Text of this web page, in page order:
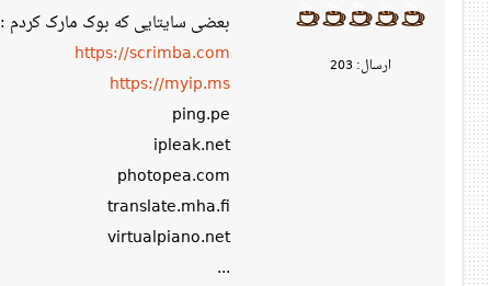
ارسال: 203
بعضی سایتایی که بوک مارک کردم :
https://scrimba.com
https://myip.ms
ping.pe
ipleak.net
photopea.com
translate.mha.fi
virtualpiano.net
...